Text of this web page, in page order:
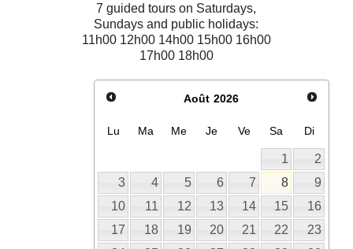
7 guided tours on Saturdays,
Sundays and public holidays:
11h00 12h00 14h00 15h00 16h00
17h00 18h00
Août 2026
Lu Ma Me Je Ve Sa Di
1
2
3
4 5 6 7 8
9
10
11 12 13 14 15
16
17
18 19 20 21 22
23